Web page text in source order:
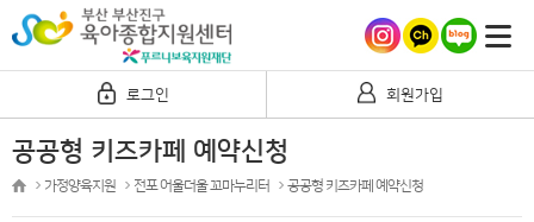
로그인 회원가입
공공형 키즈카페 예약신청
가정양육지원 전포 어울더울 꼬마누리터 공공형 키즈카페 예약신청